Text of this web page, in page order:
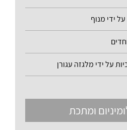
ידי מנוף
על ידי מלגזה עגורן
ומתכת